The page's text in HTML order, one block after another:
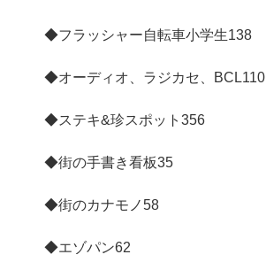
◆フラッシャー自転車小学生138
◆オーディオ、ラジカセ、BCL110
◆ステキ&珍スポット 356
◆街の手書き看板35
◆街のカナモノ58
◆エゾパン62